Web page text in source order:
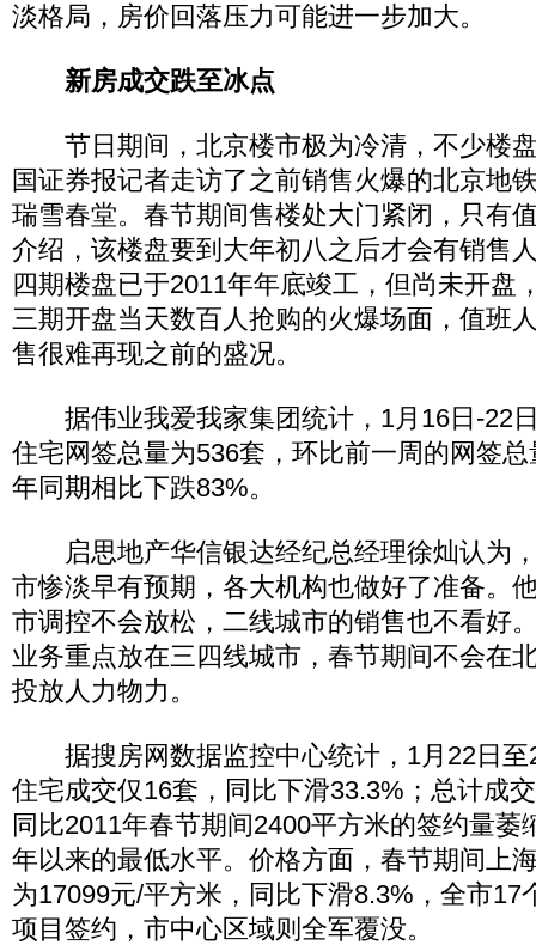
淡格局，房价回落压力可能进一步加大。
新房成交跌至冰点
节日期间，北京楼市极为冷清，不少楼
国证券报记者走访了之前销售火爆的北京地
瑞雪春堂。春节期间售楼处大门紧闭，只有
介绍，该楼盘要到大年初八之后才会有销售
四期楼盘已于2011年年底竣工，但尚未开盘
三期开盘当天数百人抢购的火爆场面，值班
售很难再现之前的盛况。
据伟业我爱我家集团统计，1月16日-22
住宅网签总量为536套，环比前一周的网签
年同期相比下跌83%。
启思地产华信银达经纪总经理徐灿认为
市惨淡早有预期，各大机构也做好了准备。
市调控不会放松，二线城市的销售也不看好
业务重点放在三四线城市，春节期间不会在
投放人力物力。
据搜房网数据监控中心统计，1月22日至
住宅成交仅16套，同比下滑33.3%；总计成
同比2011年春节期间2400平方米的签约量萎
年以来的最低水平。价格方面，春节期间上
为17099元/平方米，同比下滑8.3%，全市17
项目签约，市中心区域则全军覆没。